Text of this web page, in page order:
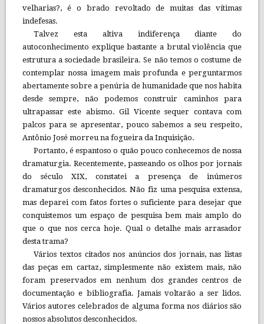
velharias?, é o brado revoltado de muitas das vítimas
indefesas.
Talvez esta altiva indiferença diante do
autoconhecimento explique bastante a brutal violência que
estrutura a sociedade brasileira. Se não temos o costume de
contemplar nossa imagem mais profunda e perguntarmos
abertamente sobre a penúria de humanidade que nos habita
desde sempre, não podemos construir caminhos para
ultrapassar este abismo. Gil Vicente sequer contava com
palcos para se apresentar, pouco sabemos a seu respeito,
Antônio José morreu na fogueira da Inquisição.
Portanto, é espantoso o quão pouco conhecemos de nossa
dramaturgia. Recentemente, passeando os olhos por jornais
do século XIX, constatei a presença de inúmeros
dramaturgos desconhecidos. Não fiz uma pesquisa extensa,
mas deparei com fatos fortes o suficiente para desejar que
conquistemos um espaço de pesquisa bem mais amplo do
que o que nos cerca hoje. Qual o detalhe mais arrasador
desta trama?
Vários textos citados nos anúncios dos jornais, nas listas
das peças em cartaz, simplesmente não existem mais, não
foram preservados em nenhum dos grandes centros de
documentação e bibliografia. Jamais voltarão a ser lidos.
Vários autores celebrados de alguma forma nos diários são
nossos absolutos desconhecidos.